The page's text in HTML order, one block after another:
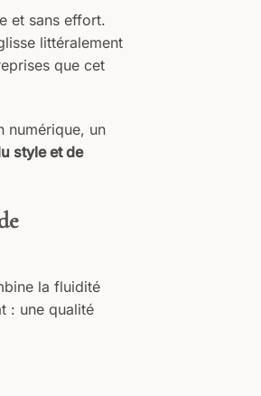
et sans effort.
littéralement
que cet
numérique, un
style et de
la fluidité
: une qualité